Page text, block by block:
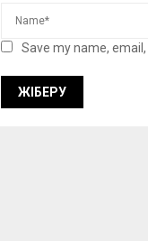
Save my name,